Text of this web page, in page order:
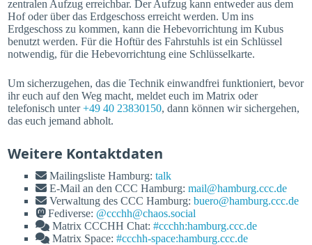
zentralen Aufzug erreichbar. Der Aufzug kann entweder aus dem
Hof oder über das Erdgeschoss erreicht werden. Um ins
Erdgeschoss zu kommen, kann die Hebevorrichtung im Kubus
benutzt werden. Für die Hoftür des Fahrstuhls ist ein Schlüssel
notwendig, für die Hebevorrichtung eine Schlüsselkarte.
Um sicherzugehen, das die Technik einwandfrei funktioniert, bevor
ihr euch auf den Weg macht, meldet euch im Matrix oder
telefonisch unter+49 40 23830150, dann können wir sichergehen,
das euch jemand abholt.
Weitere Kontaktdaten
Mailingsliste Hamburg:talk
E-Mail an den CCC Hamburg:mail@hamburg.ccc.de
Verwaltung des CCC Hamburg:buero@hamburg.ccc.de
Fediverse: @ccchh@chaos.social
Matrix CCCHH Chat:#ccchh:hamburg.ccc.de
Matrix Space:#ccchh-space:hamburg.ccc.de